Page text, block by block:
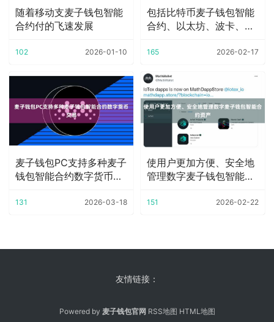
随着移动支麦子钱包智能
合约付的飞速发展
102 2026-01-10
包括比特币麦子钱包智能
合约、以太坊、波卡、币
165 2026-02-17
麦子钱包PC支持多种麦子
钱包智能合约数字货币交
131 2026-03-18
使用户更加方便、安全地
管理数字麦子钱包智能合
151 2026-02-22
友情链接：
Powered by 麦子钱包官网 RSS地图 HTML地图